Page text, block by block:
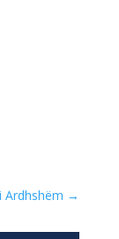
Ardhshëm →